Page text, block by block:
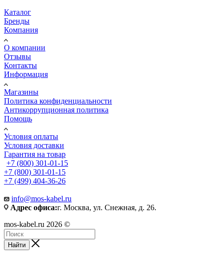
Каталог
Бренды
Компания
О компании
Отзывы
Контакты
Информация
Магазины
Политика конфиденциальности
Антикоррупционная политика
Помощь
Условия оплаты
Условия доставки
Гарантия на товар
+7 (800) 301-01-15
+7 (800) 301-01-15
+7 (499) 404-36-26
info@mos-kabel.ru
Адрес офиса:г. Москва, ул. Снежная, д. 26.
mos-kabel.ru 2026 ©
Найти